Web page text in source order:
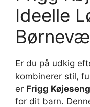
Ideelle
Er du på udkig
kombinerer stil,
er Frigg Køjeseng
for dit barn.